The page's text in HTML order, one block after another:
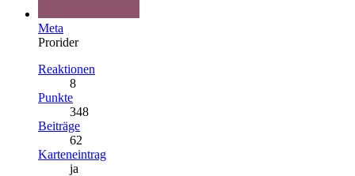
Meta
Prorider
Reaktionen
8
Punkte
348
Beiträge
62
Karteneintrag
ja